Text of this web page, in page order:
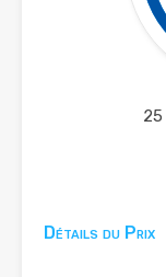
25
Détails du Prix